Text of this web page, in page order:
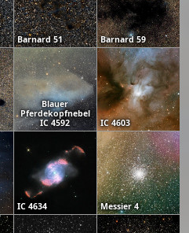
Barnard 51 Barnard 59
Blauer
Pferdekopfnebel
IC 4592
IC 4603
IC 4634 Messier 4